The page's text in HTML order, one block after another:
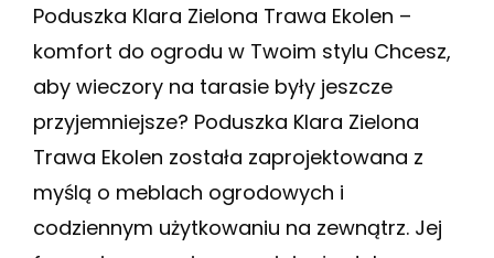
Poduszka Klara Zielona Trawa Ekolen –
komfort do ogrodu w Twoim stylu Chcesz,
aby wieczory na tarasie były jeszcze
przyjemniejsze? Poduszka Klara Zielona
Trawa Ekolen została zaprojektowana z
myślą o meblach ogrodowych i
codziennym użytkowaniu na zewnątrz. Jej